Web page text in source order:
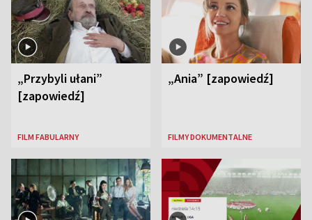
„Przybyli ułani”
[zapowiedź]
FILM FABULARNY
„Ania” [zapowiedź]
FILMY DOKUMENTALNE